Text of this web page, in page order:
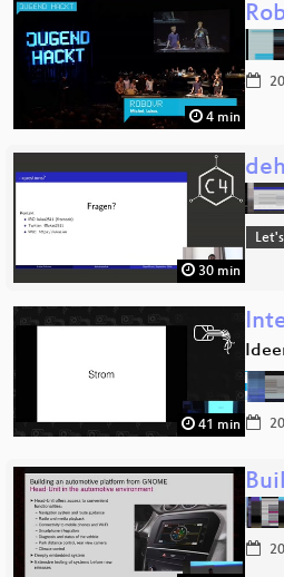
4 min
30 min
41 min